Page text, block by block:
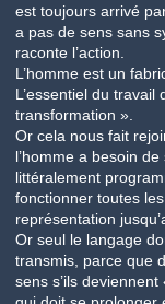
est toujours arrivé
a pas de sens sans
raconte l’action.
L’homme est un
L’essentiel du travail
transformation ».
Or cela nous fait
l’homme a besoin
littéralement
fonctionner toutes
représentation
Or seul le langage
transmis, parce que
sens s’ils